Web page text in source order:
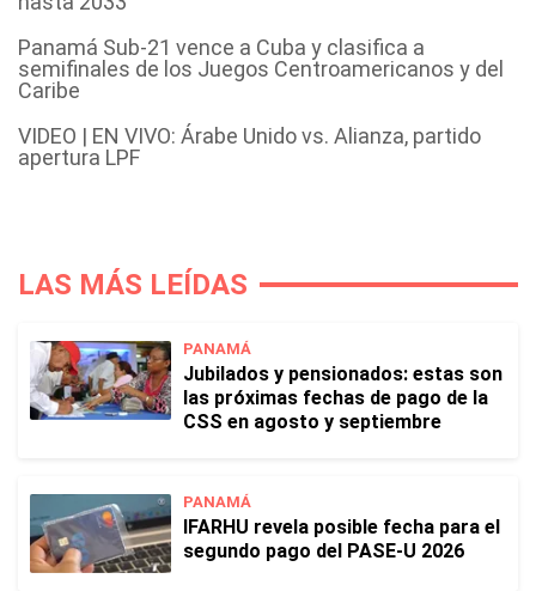
Panamá Sub-21 vence a Cuba y clasifica a
semifinales de los Juegos Centroamericanos y del
Caribe
VIDEO | EN VIVO: Árabe Unido vs. Alianza, partido
apertura LPF
LAS MÁS LEÍDAS
PANAMÁ
Jubilados y pensionados: estas son
las próximas fechas de pago de la
CSS en agosto y septiembre
PANAMÁ
IFARHU revela posible fecha para el
segundo pago del PASE-U 2026